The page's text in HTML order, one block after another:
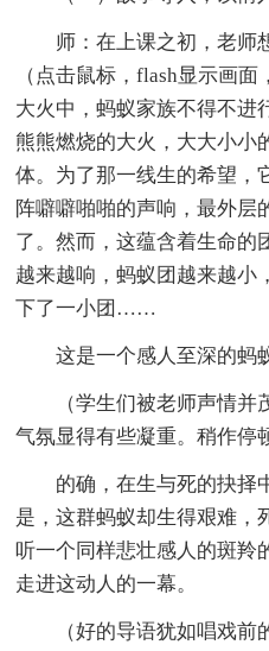
师：在上课之初，老师想
（点击鼠标，flash显示画
大火中，蚂蚁家族不得不进
熊熊燃烧的大火，大大小小
体。为了那一线生的希望，
阵噼噼啪啪的声响，最外层
了。然而，这蕴含着生命的
越来越响，蚂蚁团越来越小
下了一小团……
这是一个感人至深的蚂蚁
（学生们被老师声情并
气氛显得有些凝重。稍作停
的确，在生与死的抉择
是，这群蚂蚁却生得艰难，
听一个同样悲壮感人的斑羚
走进这动人的一幕。
（好的导语犹如唱戏前